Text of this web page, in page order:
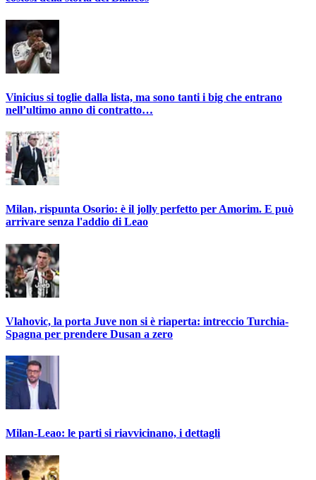
Vinicius si toglie dalla lista, ma sono tanti i big che entrano
nell’ultimo anno di contratto…
Milan, rispunta Osorio: è il jolly perfetto per Amorim. E può
arrivare senza l'addio di Leao
Vlahovic, la porta Juve non si è riaperta: intreccio Turchia-
Spagna per prendere Dusan a zero
Milan-Leao: le parti si riavvicinano, i dettagli